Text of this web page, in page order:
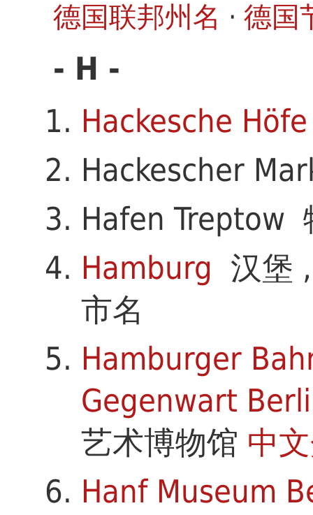
德国联邦州名 · 德国
- H -
Hackesche Höfe
Hackescher
Hafen Treptow
Hamburg 汉堡
市名
Hamburger
Gegenwart
艺术博物馆 中
Hanf Museum